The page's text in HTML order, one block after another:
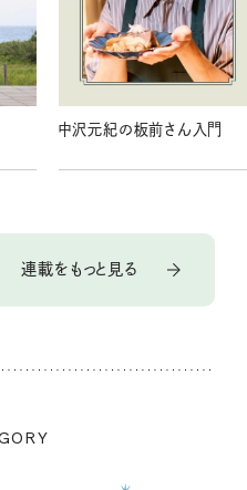
中沢元紀の板前さん入門
連載をもっと見る